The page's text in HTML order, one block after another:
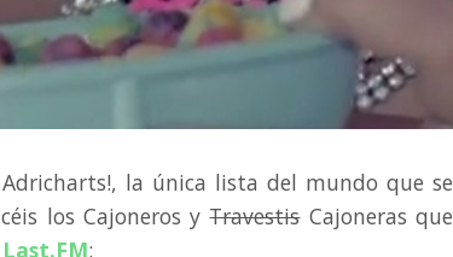
la única lista del mundo que se
los Cajoneros yTravestisCajoneras que
: